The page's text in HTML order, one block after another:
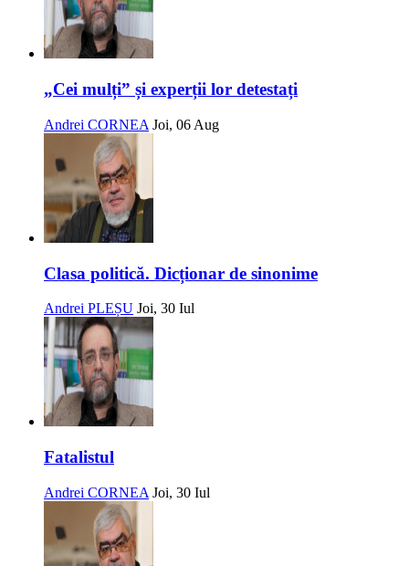
„Cei mulți” și experții lor detestați
Andrei CORNEA Joi, 06 Aug
Clasa politică. Dicționar de sinonime
Andrei PLEȘU Joi, 30 Iul
Fatalistul
Andrei CORNEA Joi, 30 Iul